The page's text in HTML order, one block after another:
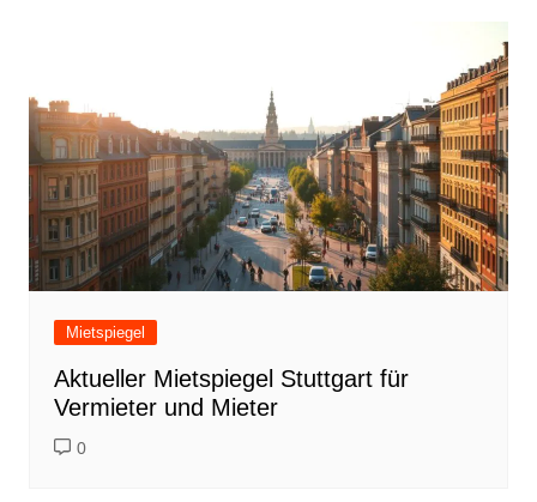
Mietspiegel
Aktueller Mietspiegel Stuttgart für
Vermieter und Mieter
0